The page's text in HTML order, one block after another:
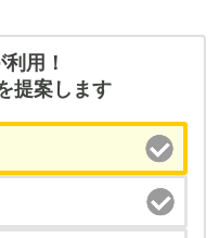
用！
提案します